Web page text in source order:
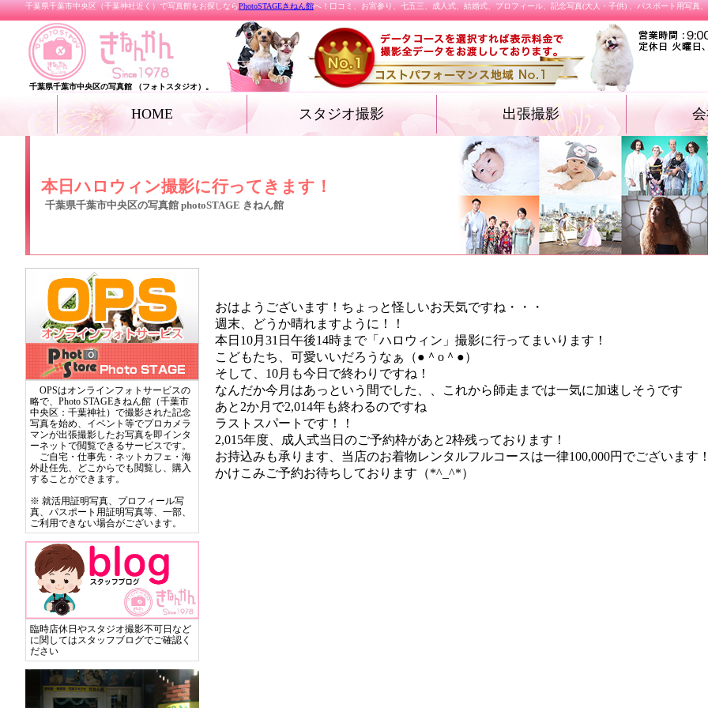
千葉県千葉市中央区（千葉神社近く）で写真館をお探しならPhotoSTAGEきねん館へ！口コミ、お宮参り、七五三、成人式、結婚式、プロフィール、記念写真(大人・子供) 、パスポート用写真
千葉県千葉市中央区の写真館 （フォトスタジオ）。
HOME スタジオ撮影 出張撮影
結婚式
施設撮影（入園式・入学式ほか）
飲食店メニュー
本日ハロウィン撮影に行ってきます！
千葉県千葉市中央区の写真館 photoSTAGE きねん館
OPSはオンラインフォトサービスの
略で、Photo STAGEきねん館（千葉市
中央区：千葉神社）で撮影された記念
写真を始め、イベント等でプロカメラ
マンが出張撮影したお写真を即インタ
ーネットで閲覧できるサービスです。
ご自宅・仕事先・ネットカフェ・海
外赴任先、どこからでも閲覧し、購入
することができます。
※ 就活用証明写真、プロフィール写
真、パスポート用証明写真等、一部、
ご利用できない場合がございます。
臨時店休日やスタジオ撮影不可日など
に関してはスタッフブログでご確認く
ださい
おはようございます！ちょっと怪しいお天気ですね・・・
週末、どうか晴れますように！！
本日10月31日午後14時まで「ハロウィン」撮影に行ってまいります！
こどもたち、可愛いいだろうなぁ（●＾o＾●）
そして、10月も今日で終わりですね！
なんだか今月はあっという間でした、、これから師走までは一気に加速しそうです
あと2か月で2,014年も終わるのですね
ラストスパートです！！
2,015年度、成人式当日のご予約枠があと2枠残っております！
お持込みも承ります、当店のお着物レンタルフルコースは一律100,000円でございます
かけこみご予約お待ちしております（*^_^*）